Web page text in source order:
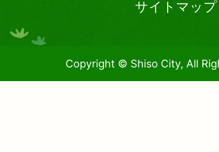
サイトマップ
Copyright © Shiso City, All